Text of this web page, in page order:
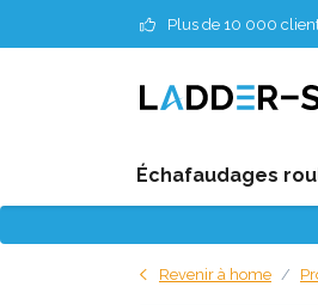
Plus de 10 000
Échafaudages
Revenir à home